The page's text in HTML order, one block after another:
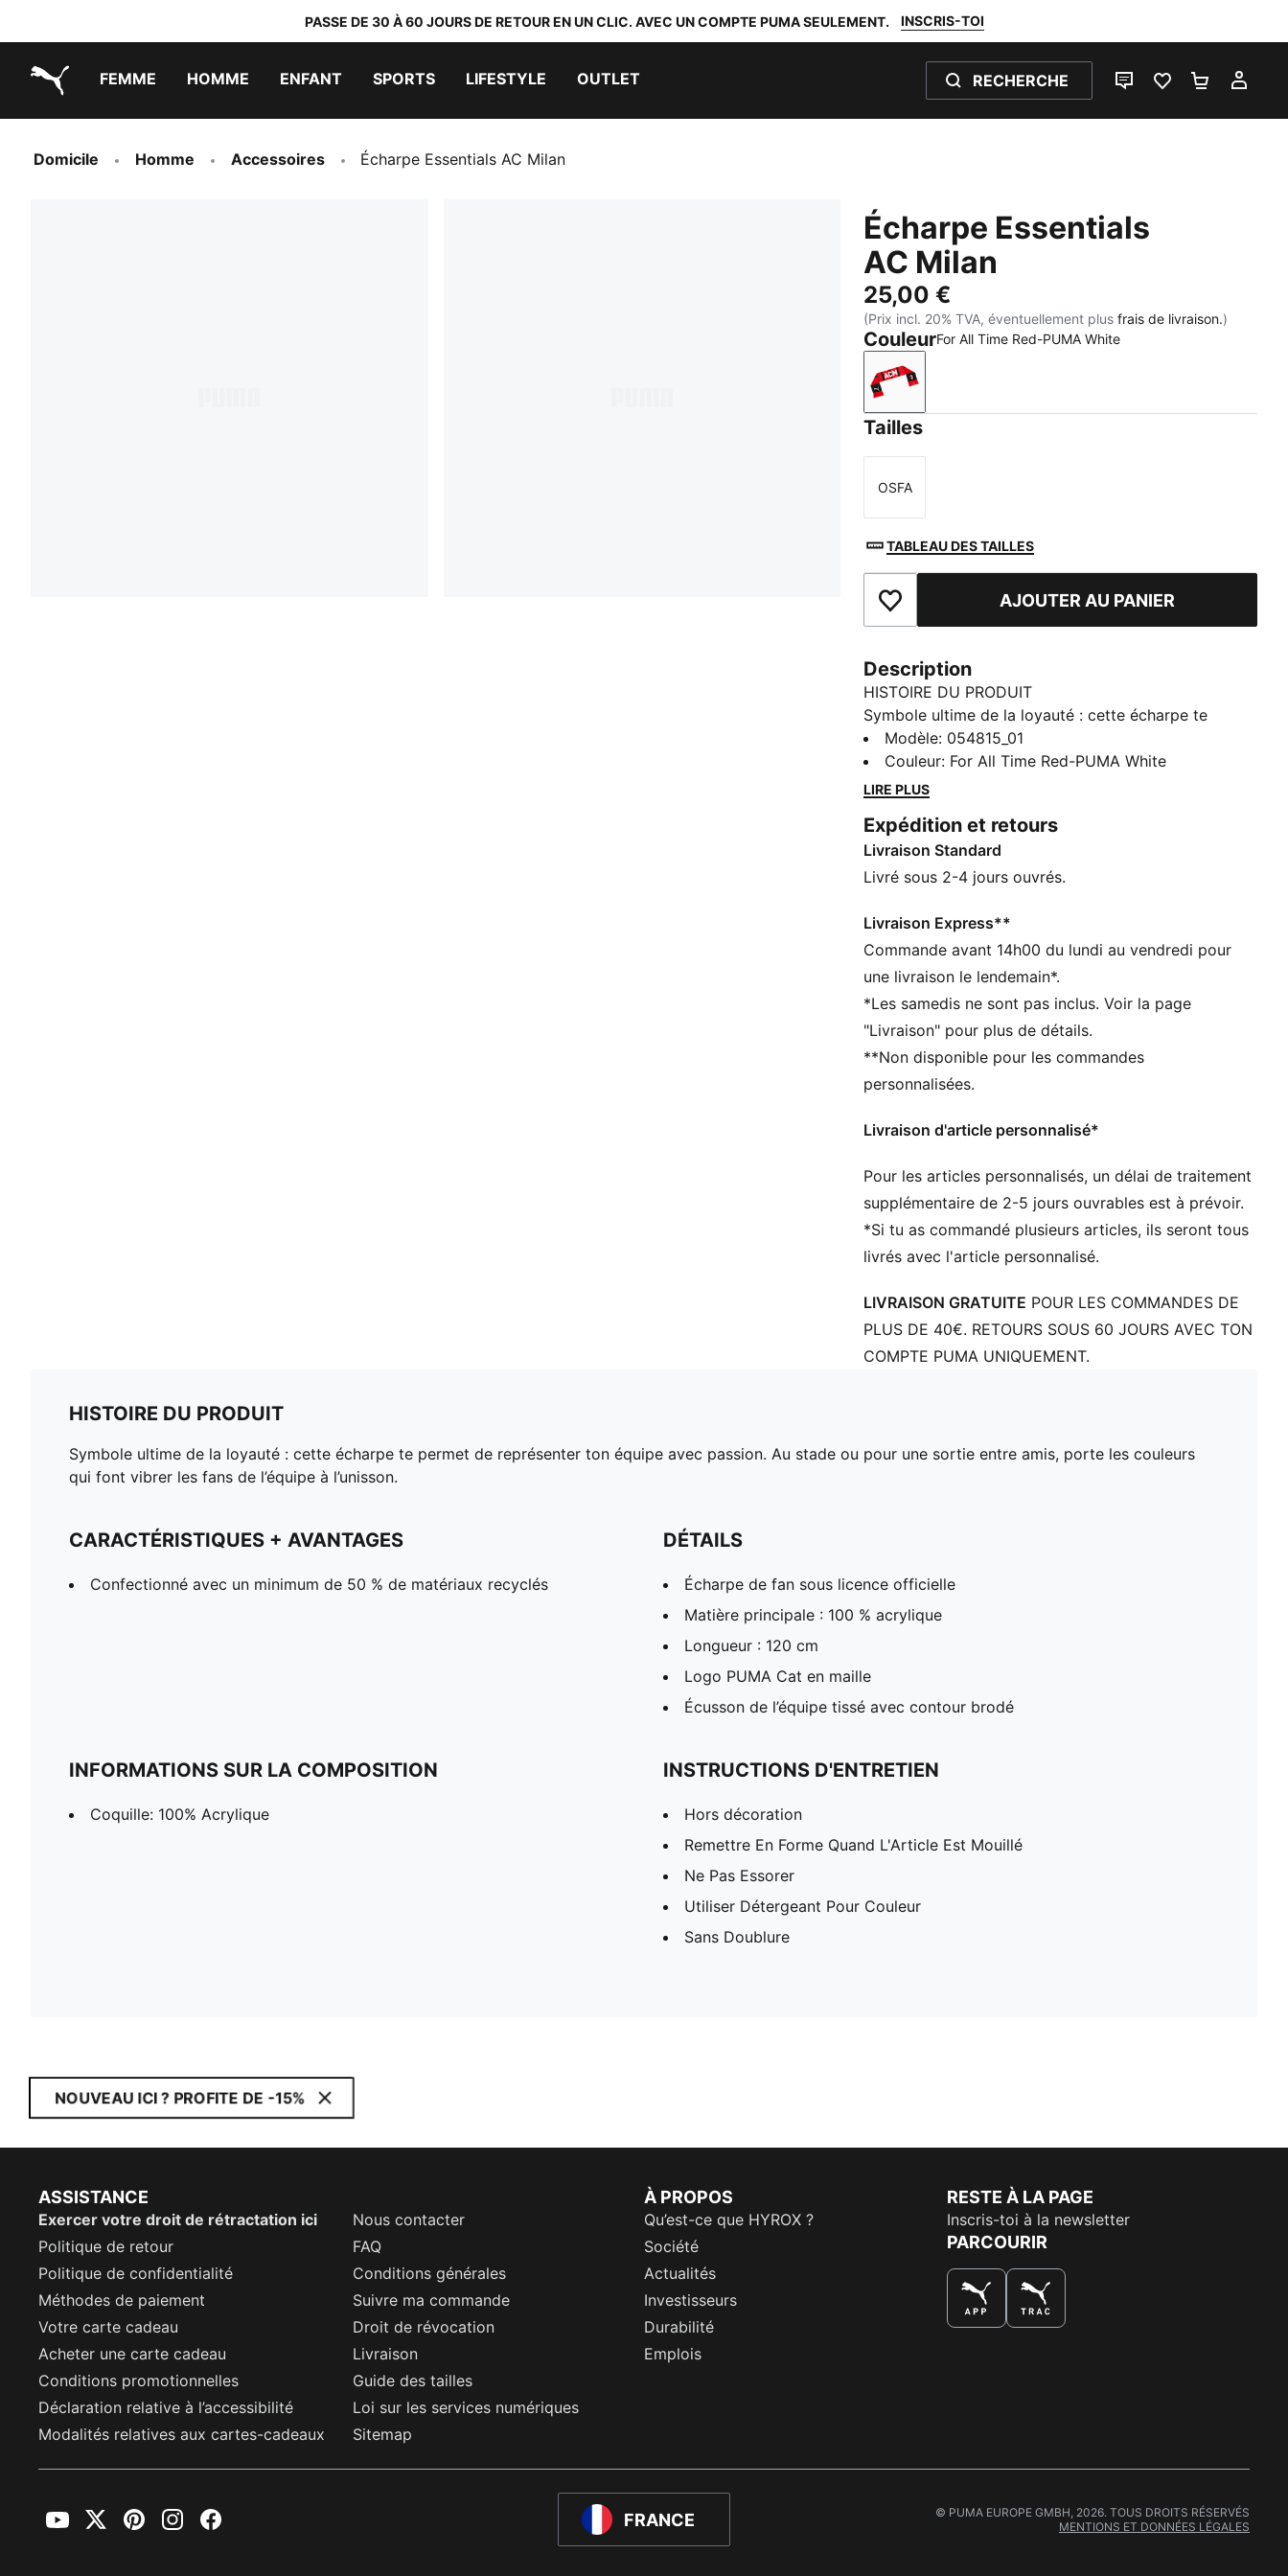
PASSE DE 30 À 60 JOURS DE RETOUR EN UN CLIC. AVEC UN COMPTE PUMA SEULEMENT. INSCRIS-TOI
FEMME HOMME ENFANT SPORTS LIFESTYLE OUTLET RECHERCHE
LIVE CHATFAVORIS 0PANIER 0
Domicile Homme Accessoires Écharpe Essentials AC Milan
Écharpe Essentials
AC Milan
25,00 €
(Prix incl. 20% TVA, éventuellement plusfrais de livraison.)
CouleurFor All Time Red-PUMA White
For All Time Red-PUMA White
Tailles
Taille
OSFA
TABLEAU DES TAILLES
Ajouter aux favorisAJOUTER AU PANIER
Description
HISTOIRE DU PRODUIT
Symbole ultime de la loyauté : cette écharpe te
permet de représenter ton équipe avec passion. Au
stade ou pour une sortie entre amis, porte les
couleurs qui font vibrer les fans de l’équipe à
CARACTÉRISTIQUES + AVANTAGES
Confectionné avec un minimum de 50 % de matériaux
recyclés
Écharpe de fan sous licence officielle
Matière principale : 100 % acrylique
Longueur : 120 cm
Écusson de l’équipe tissé avec contour brodé
Modèle: 054815_01
Couleur: For All Time Red-PUMA White
LIRE PLUS
Expédition et retours
Livraison Standard
Livré sous 2-4 jours ouvrés.
Livraison Express**
Commande avant 14h00 du lundi au vendredi pour
une livraison le lendemain*.
*Les samedis ne sont pas inclus. Voir la page
"Livraison" pour plus de détails.
**Non disponible pour les commandes
personnalisées.
Livraison d'article personnalisé*
Pour les articles personnalisés, un délai de traitement
supplémentaire de 2-5 jours ouvrables est à prévoir.
*Si tu as commandé plusieurs articles, ils seront tous
livrés avec l'article personnalisé.
LIVRAISON GRATUITE POUR LES COMMANDES DE
PLUS DE 40€. RETOURS SOUS 60 JOURS AVEC TON
COMPTE PUMA UNIQUEMENT.
HISTOIRE DU PRODUIT
Symbole ultime de la loyauté : cette écharpe te permet de représenter ton équipe avec passion. Au stade ou pour une sortie entre amis, porte les couleurs
qui font vibrer les fans de l’équipe à l’unisson.
CARACTÉRISTIQUES + AVANTAGES
Confectionné avec un minimum de 50 % de matériaux recyclés
DÉTAILS
Écharpe de fan sous licence officielle
Matière principale : 100 % acrylique
Longueur : 120 cm
Logo PUMA Cat en maille
Écusson de l’équipe tissé avec contour brodé
INFORMATIONS SUR LA COMPOSITION
Coquille: 100% Acrylique
INSTRUCTIONS D'ENTRETIEN
Hors décoration
Remettre En Forme Quand L'Article Est Mouillé
Ne Pas Essorer
Utiliser Détergeant Pour Couleur
Sans Doublure
NOUVEAU ICI ? PROFITE DE -15%
ASSISTANCE
Exercer votre droit de rétractation ici
Nous contacter
Politique de retour
FAQ
Politique de confidentialité
Conditions générales
Méthodes de paiement
Suivre ma commande
Votre carte cadeau
Droit de révocation
Acheter une carte cadeau
Livraison
Conditions promotionnelles
Guide des tailles
Déclaration relative à l’accessibilité
Loi sur les services numériques
Modalités relatives aux cartes-cadeaux
Sitemap
À PROPOS
Qu’est-ce que HYROX ?
Société
Actualités
Investisseurs
Durabilité
Emplois
RESTE À LA PAGE
Inscris-toi à la newsletter
PARCOURIR
FRANCE
YouTubeTwitterPinterestInstagramFacebook
© PUMA EUROPE GMBH, 2026. TOUS DROITS RÉSERVÉS
MENTIONS ET DONNÉES LÉGALES